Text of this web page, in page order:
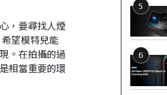
，要尋找人煙
望模特兒能
。在拍攝的過
相當重要的環
5
6